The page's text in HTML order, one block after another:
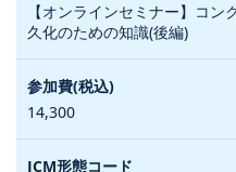
【オンラインセミナー】コ
久化のための知識(後編)
14,300